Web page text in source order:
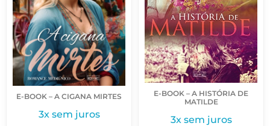
E-BOOK – A CIGANA MIRTES
3x sem juros
E-BOOK – A HISTÓRIA DE
MATILDE
3x sem juros